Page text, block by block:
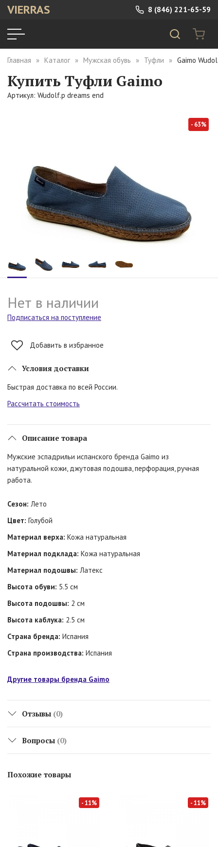
VIERRAS 8 (846) 221-65-59
Главная Каталог Мужская обувь Туфли Gaimo
Купить Туфли Gaimo
Артикул: Wudolf.p dreams end
- 63%
Нет в наличии
Подписаться на поступление
Добавить в избранное
Условия доставки
Быстрая доставка по всей России.
Рассчитать стоимость
Описание товара
Мужские эспадрильи испанского бренда Gaimo из
натуральной кожи, джутовая подошва, перфорация, ручная
работа.
Сезон: Лето
Цвет: Голубой
Материал верха: Кожа натуральная
Материал подклада: Кожа натуральная
Материал подошвы: Латекс
Высота обуви: 5.5 см
Высота подошвы: 2 см
Высота каблука: 2.5 см
Страна бренда: Испания
Страна производства: Испания
Другие товары бренда Gaimo
Отзывы (0)
Вопросы (0)
Похожие товары
- 11% - 11%